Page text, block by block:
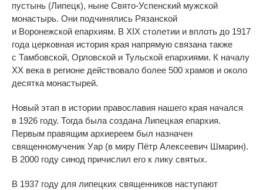
пустынь (Липецк), ныне Свято-Успенский мужской
монастырь. Они подчинялись Рязанской
и Воронежской епархиям. В XIX столетии и вплоть до 1917
года церковная история края напрямую связана также
с Тамбовской, Орловской и Тульской епархиями. К началу
XX века в регионе действовало более 500 храмов и около
десятка монастырей.
Новый этап в истории православия нашего края начался
в 1926 году. Тогда была создана Липецкая епархия.
Первым правящим архиереем был назначен
священномученик Уар (в миру Пётр Алексеевич Шмарин).
В 2000 году синод причислил его к лику святых.
В 1937 году для липецких священников наступают